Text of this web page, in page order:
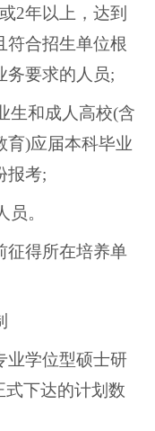
2年以上，达到
符合招生单位根
务要求的人员;
和成人高校(含
育)应届本科毕业
报考;
。
得所在培养单
学位型硕士研
式下达的计划数